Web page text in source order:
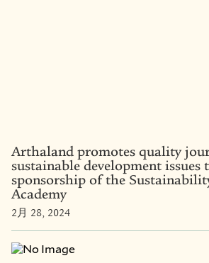
Arthaland promotes quality
sustainable development issues
sponsorship of the
Academy
2月 28, 2024